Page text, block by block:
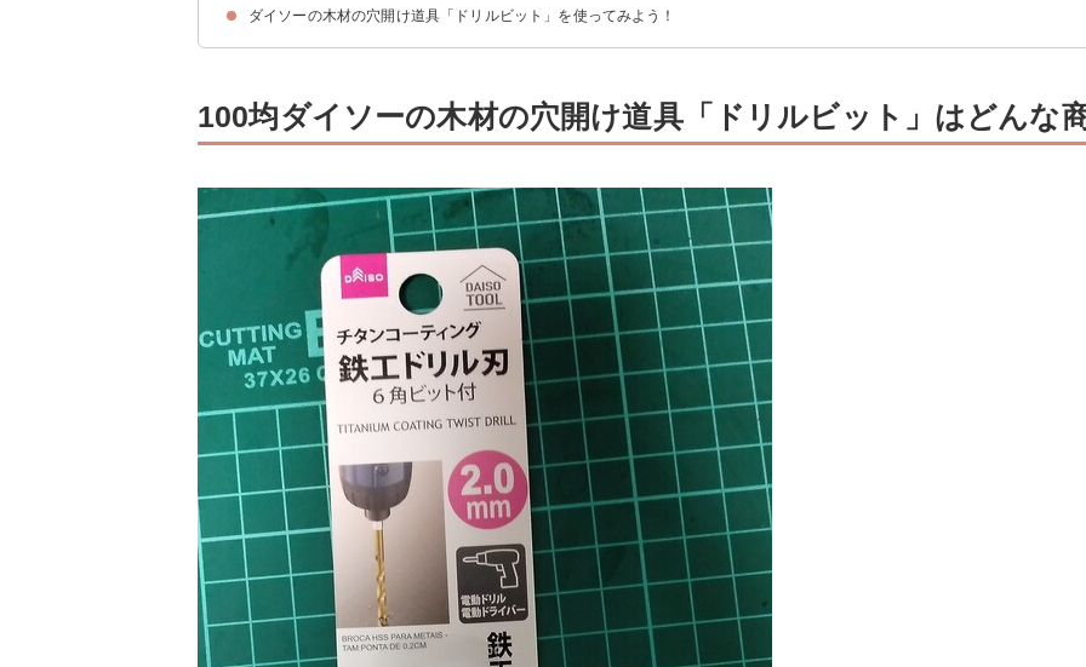
①楽天市場｜uxcell ツイストドリルビット(195円)
②Amazon｜木工用ドリル (2.5ｍｍ)(110円)
③ヨドバシカメラ｜エスコ ESCO EA824LK-3 3.0x61mm ドリルビット（木工用）(220円)
ダイソーの木材の穴開け道具「ドリルビット」を使ってみよう！
100均ダイソーの木材の穴開け道具「ドリルビット」はどんな